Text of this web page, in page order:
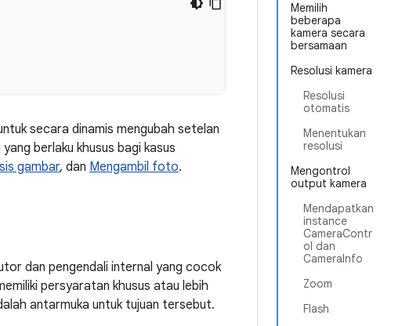
Memilih
beberapa
kamera secara
bersamaan
Resolusi kamera
Resolusi
otomatis
Menentukan
resolusi
Mengontrol
output kamera
Mendapatkan
instance
CameraContr
ol dan
CameraInfo
Zoom
Flash
secara dinamis mengubah setelan
berlaku khusus bagi kasus
gambar, dan Mengambil foto.
dan pengendali internal yang cocok
persyaratan khusus atau lebih
antarmuka untuk tujuan tersebut.